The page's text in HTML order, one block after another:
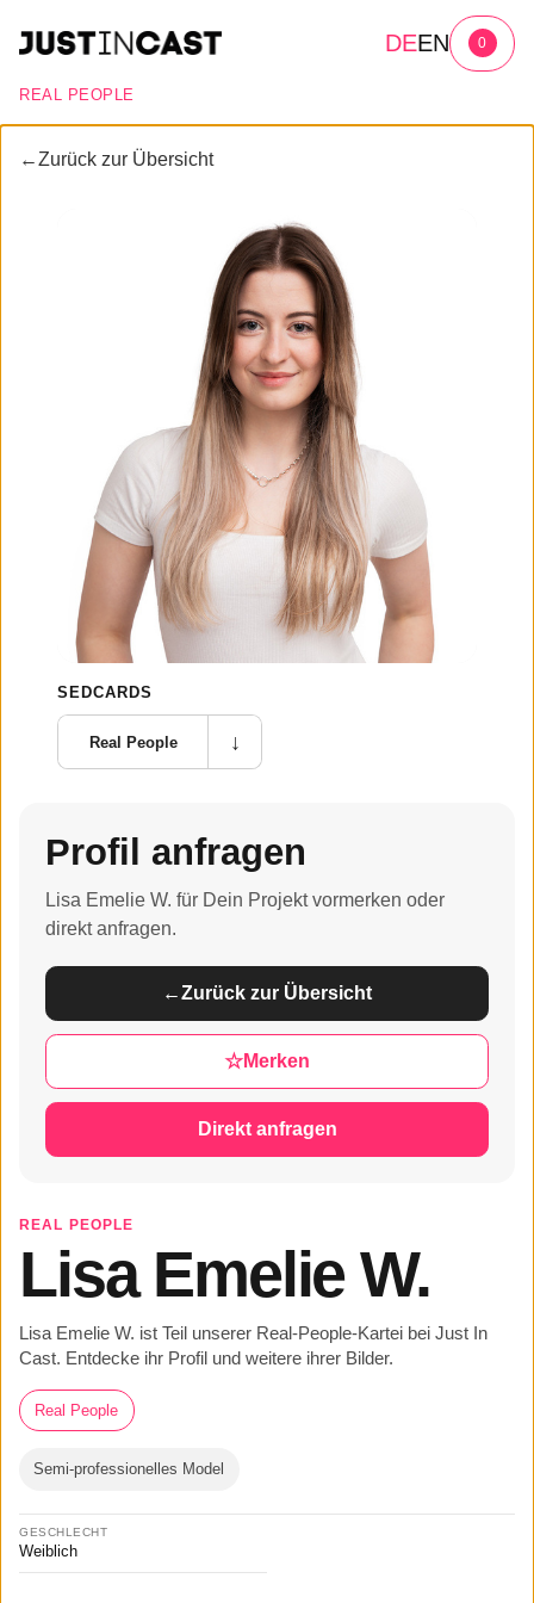
REAL PEOPLE
DEEN 0
←Zurück zur Übersicht
SEDCARDS
Real People ↓
Profil anfragen
Lisa Emelie W. für Dein Projekt vormerken oder
direkt anfragen.
←Zurück zur Übersicht
☆Merken
Direkt anfragen
REAL PEOPLE
Lisa Emelie W.
Lisa Emelie W. ist Teil unserer Real-People-Kartei bei Just In
Cast. Entdecke ihr Profil und weitere ihrer Bilder.
Real People
Semi-professionelles Model
GESCHLECHT
Weiblich